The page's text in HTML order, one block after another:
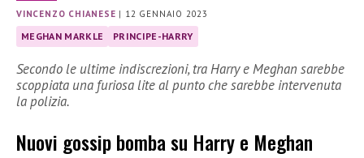
VINCENZO CHIANESE | 12 GENNAIO 2023
MEGHAN MARKLE PRINCIPE-HARRY
Secondo le ultime indiscrezioni, tra Harry e Meghan sarebbe
scoppiata una furiosa lite al punto che sarebbe intervenuta
la polizia.
Nuovi gossip bomba su Harry e Meghan